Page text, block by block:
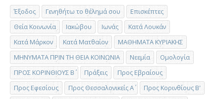
Έξοδος Γενηθήτω το θέλημά σου
Επισκέπτες
Θεία Κοινωνία
Ιακώβου Ιωνάς
Κατά Λουκάν
Κατά Μάρκον
Κατά Ματθαίον
ΜΑΘΗΜΑΤΑ ΚΥΡΙΑΚΗΣ
ΜΗΝΥΜΑΤΑ ΠΡΙΝ ΤΗ ΘΕΙΑ ΚΟΙΝΩΝΙΑ
Νεεμία
Ομολογία
ΠΡΟΣ ΚΟΡΙΝΘΙΟΥΣ Β΄
Πράξεις
Προς Εβραίους
Προς Εφεσίους
Προς Θεσσαλονικείς Α΄
Προς Κορινθίους Β'